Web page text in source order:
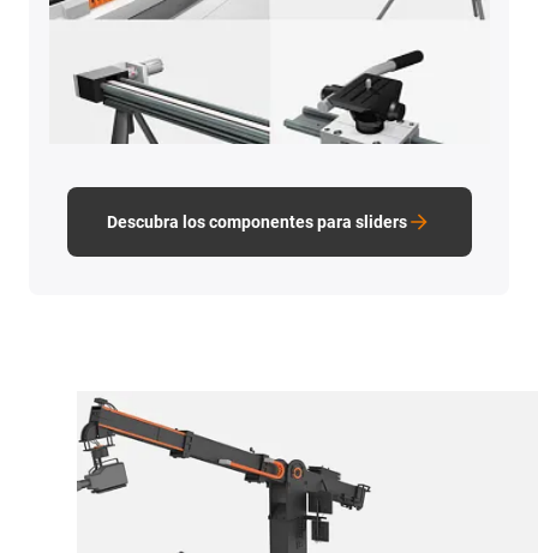
Descubra los componentes para sliders